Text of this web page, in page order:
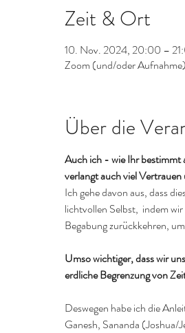
Zeit & Ort
10. Nov. 2024, 20:00 –
Zoom (und/oder Aufnahme)
Über die
Auch ich - wie Ihr bestimmt
verlangt auch viel
Ich gehe davon aus, dass
lichtvollen Selbst,  indem
Begabung zurückkehren,
Umso wichtiger, dass wir
erdliche Begrenzung von
Deswegen habe ich die
Ganesh, Sananda